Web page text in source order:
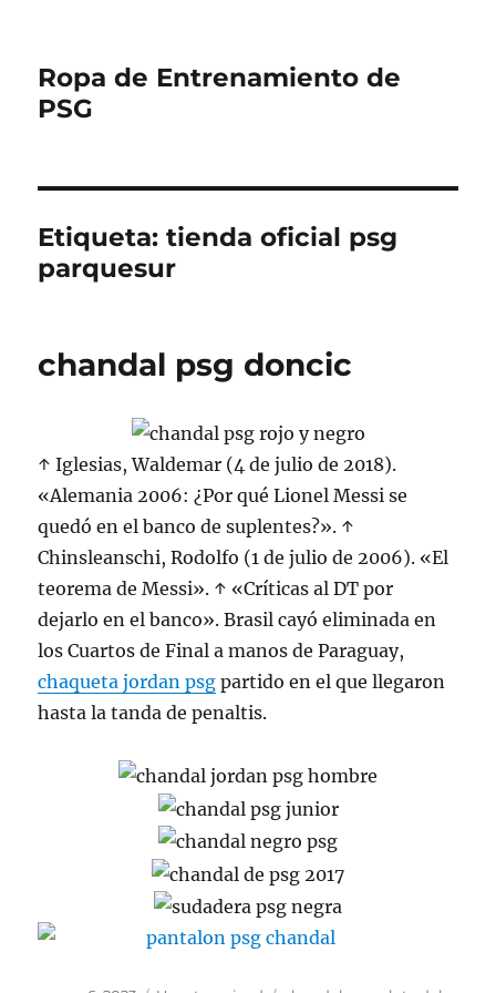
Ropa de Entrenamiento de
PSG
Etiqueta:tienda oficial psg
parquesur
chandal psg doncic
↑ Iglesias, Waldemar (4 de julio de 2018).
«Alemania 2006: ¿Por qué Lionel Messi se
quedó en el banco de suplentes?». ↑
Chinsleanschi, Rodolfo (1 de julio de 2006). «El
teorema de Messi». ↑ «Críticas al DT por
dejarlo en el banco». Brasil cayó eliminada en
los Cuartos de Final a manos de Paraguay,
chaqueta jordan psg partido en el que llegaron
hasta la tanda de penaltis.